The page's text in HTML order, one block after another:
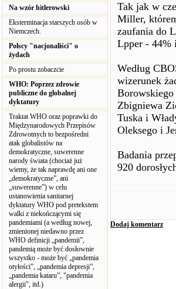
Na wzór hitlerowski
Eksterminacja starszych osób w
Niemczech.
Polscy "nacjonaliści" o
żydach
Po prostu zobaczcie
WHO: Poprzez zdrowie
publiczne do globalnej
dyktatury
Traktat WHO oraz poprawki do
Międzynarodowych Przepisów
Zdrowotnych to bezpośredni
atak globalistów na
demokratyczne, suwerenne
narody świata (chociaż już
wiemy, że tak naprawdę ani one
„demokratyczne”, ani
„suwerenne”) w celu
ustanowienia sanitarnej
dyktatury WHO pod pretekstem
walki z niekończącymi się
pandemiami (a według nowej,
zmienionej niedawno przez
WHO definicji „pandemii”,
pandemią może być dosłownie
wszystko - może być „pandemia
otyłości”, „pandemia depresji”,
„pandemia kataru”, "pandemia
alergii", itd.)
Tak jak w
Miller,
zaufania do
Lpper - 44%
Według
wizerunek
Zbigniewa
Tuska i
Oleksego i
Badania
920
Dodaj komentarz